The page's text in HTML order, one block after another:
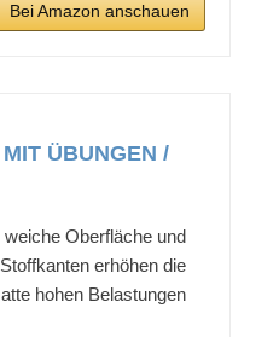
Bei Amazon anschauen
ÜBUNGEN /
Oberfläche und
erhöhen die
hohen Belastungen